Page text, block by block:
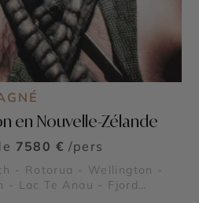
en Nouvelle-Zélande
7580 € /pers
- Rotorua - Wellington -
- Lac Te Anau - Fjord